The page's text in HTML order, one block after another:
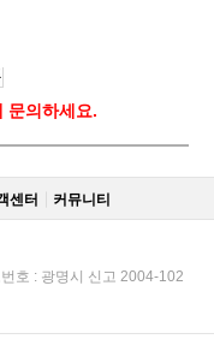
문의하세요.
센터 커뮤니티
호 : 광명시 신고 2004-102